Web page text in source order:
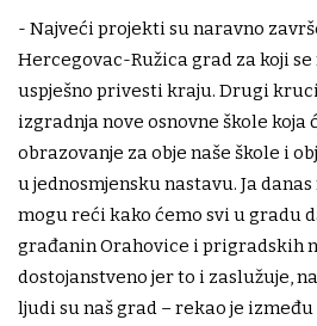
- Najveći projekti su naravno
Hercegovac-Ružica grad za koji se
uspješno privesti kraju. Drugi
izgradnja nove osnovne škole koja
obrazovanje za obje naše škole i
u jednosmjensku nastavu. Ja
mogu reći kako ćemo svi u gradu
građanin Orahovice i prigradskih
dostojanstveno jer to i zaslužuje,
ljudi su naš grad – rekao je